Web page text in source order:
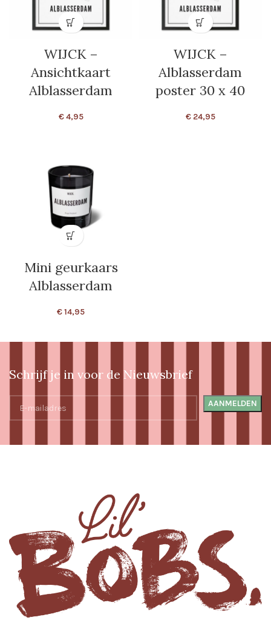
WIJCK –
Ansichtkaart
Alblasserdam
€4,95
WIJCK –
Alblasserdam
poster 30 x 40
€24,95
Mini geurkaars
Alblasserdam
€14,95
Schrijf je in voor de Nieuwsbrief